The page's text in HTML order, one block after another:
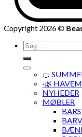
Copyright 2026 ©
Søg
efter:
🍊
·🌿
NYHEDER
MØBLER